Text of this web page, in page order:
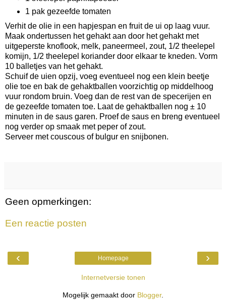
1 pak gezeefde tomaten
Verhit de olie in een hapjespan en fruit de ui op laag vuur.
Maak ondertussen het gehakt aan door het gehakt met
uitgeperste knoflook, melk, paneermeel, zout, 1/2 theelepel
komijn, 1/2 theelepel koriander door elkaar te kneden. Vorm
10 balletjes van het gehakt.
Schuif de uien opzij, voeg eventueel nog een klein beetje
olie toe en bak de gehaktballen voorzichtig op middelhoog
vuur rondom bruin. Voeg dan de rest van de specerijen en
de gezeefde tomaten toe. Laat de gehaktballen nog ± 10
minuten in de saus garen. Proef de saus en breng eventueel
nog verder op smaak met peper of zout.
Serveer met couscous of bulgur en snijbonen.
Geen opmerkingen:
Een reactie posten
‹ ›
Homepage
Internetversie tonen
Mogelijk gemaakt door Blogger.